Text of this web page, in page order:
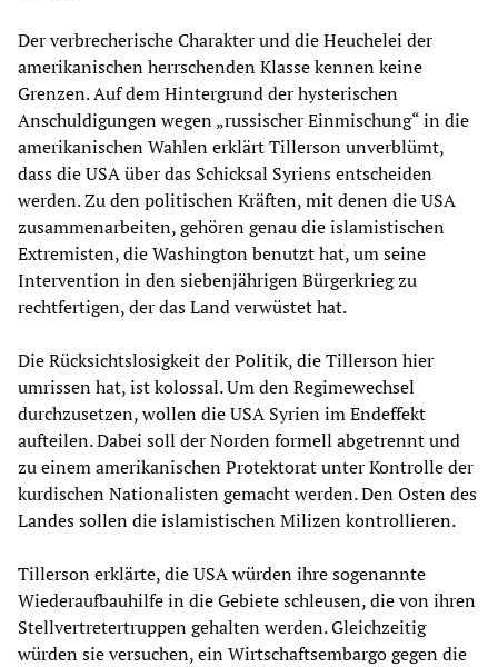
Der verbrecherische Charakter und die Heuchelei der
amerikanischen herrschenden Klasse kennen keine
Grenzen. Auf dem Hintergrund der hysterischen
Anschuldigungen wegen „russischer Einmischung“ in die
amerikanischen Wahlen erklärt Tillerson unverblümt,
dass die USA über das Schicksal Syriens entscheiden
werden. Zu den politischen Kräften, mit denen die USA
zusammenarbeiten, gehören genau die islamistischen
Extremisten, die Washington benutzt hat, um seine
Intervention in den siebenjährigen Bürgerkrieg zu
rechtfertigen, der das Land verwüstet hat.
Die Rücksichtslosigkeit der Politik, die Tillerson hier
umrissen hat, ist kolossal. Um den Regimewechsel
durchzusetzen, wollen die USA Syrien im Endeffekt
aufteilen. Dabei soll der Norden formell abgetrennt und
zu einem amerikanischen Protektorat unter Kontrolle der
kurdischen Nationalisten gemacht werden. Den Osten des
Landes sollen die islamistischen Milizen kontrollieren.
Tillerson erklärte, die USA würden ihre sogenannte
Wiederaufbauhilfe in die Gebiete schleusen, die von ihren
Stellvertretertruppen gehalten werden. Gleichzeitig
würden sie versuchen, ein Wirtschaftsembargo gegen die